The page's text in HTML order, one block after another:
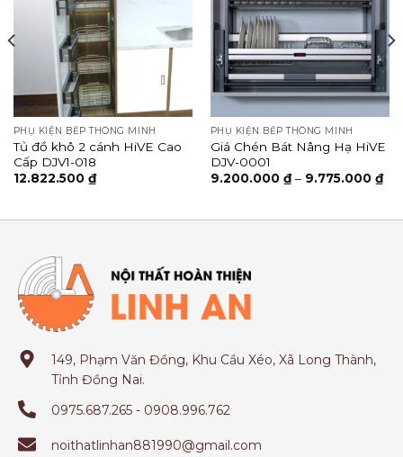
PHỤ KIỆN BẾP THÔNG MINH
Tủ đồ khô 2 cánh HiVE Cao
Cấp DJV1-018
12.822.500 ₫
PHỤ KIỆN BẾP THÔNG MINH
Giá Chén Bát Nâng Hạ HiVE
DJV-0001
9.200.000 ₫– 9.775.000 ₫
149, Phạm Văn Đồng, Khu Cầu Xéo, Xã Long Thành,
Tỉnh Đồng Nai.
0975.687.265 - 0908.996.762
noithatlinhan881990@gmail.com